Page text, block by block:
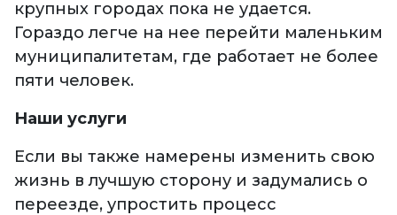
крупных городах пока не удается.
Гораздо легче на нее перейти маленьким
муниципалитетам, где работает не более
пяти человек.
Наши услуги
Если вы также намерены изменить свою
жизнь в лучшую сторону и задумались о
переезде, упростить процесс